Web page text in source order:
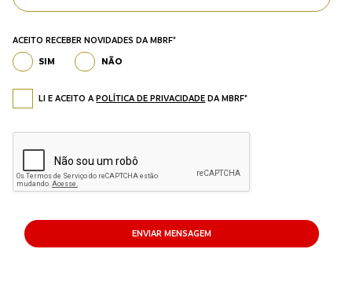
ACEITO RECEBER NOVIDADES DA MBRF*
SIM NÃO
LI E ACEITO A POLÍTICA DE PRIVACIDADE DA MBRF*
ENVIAR MENSAGEM